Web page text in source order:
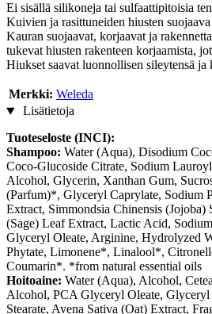
Ei sisällä silikoneja tai sulfaattipitoisia
Kuivien ja rasittuneiden hiusten
Kauran suojaavat, korjaavat ja
tukevat hiusten rakenteen korjaamista,
Hiukset saavat luonnollisen sileytensä ja
Merkki: Weleda
Lisätietoja
Tuoteseloste (INCI):
Shampoo: Water (Aqua), Disodium
Coco-Glucoside Citrate, Sodium
Alcohol, Glycerin, Xanthan Gum,
(Parfum)*, Glyceryl Caprylate, Sodium
Extract, Simmondsia Chinensis
(Sage) Leaf Extract, Lactic Acid,
Glyceryl Oleate, Arginine, Hydrolyzed
Phytate, Limonene*, Linalool*,
Coumarin*. *from natural essential oils
Hoitoaine: Water (Aqua), Alcohol,
Alcohol, PCA Glyceryl Oleate, Glyceryl
Stearate, Avena Sativa (Oat) Extract,